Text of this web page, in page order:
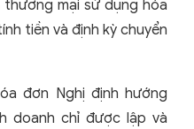
mại sử dụng hóa
tiền và định kỳ chuyển
đơn Nghị định hướng
doanh chỉ được lập và